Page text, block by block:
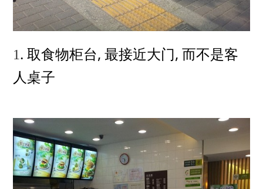
1.取食物柜台,最接近大门,而不是客
人桌子